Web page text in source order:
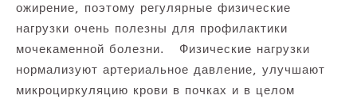
ожирение, поэтому регулярные физические
нагрузки очень полезны для профилактики
мочекаменной болезни. Физические нагрузки
нормализуют артериальное давление, улучшают
микроциркуляцию крови в почках и в целом